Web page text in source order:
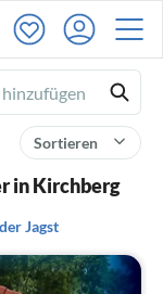
Sortieren
in Kirchberg
Jagst